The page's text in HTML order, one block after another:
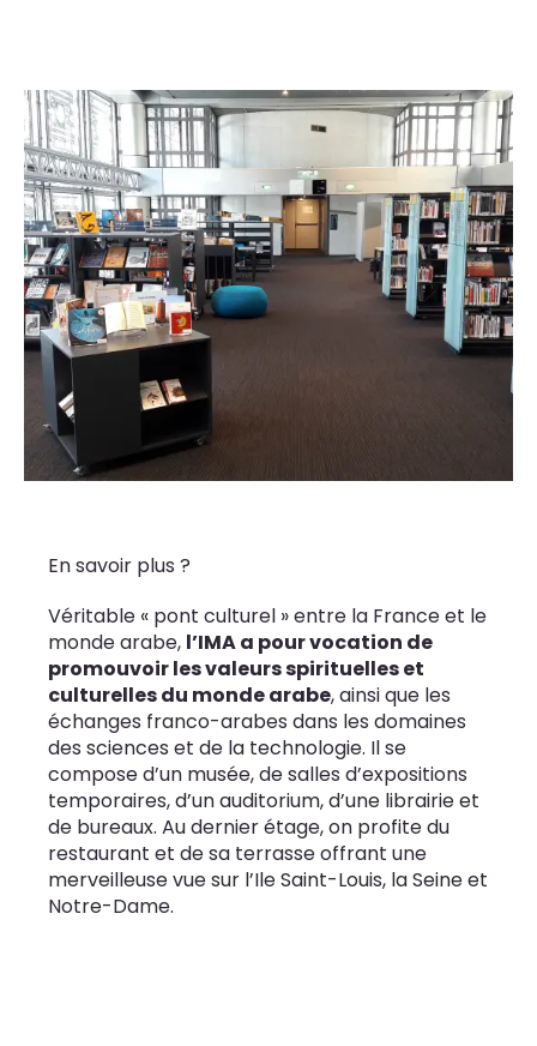
En savoir plus ?
Véritable « pont culturel » entre la France et le
monde arabe, l’IMA a pour vocation de
promouvoir les valeurs spirituelles et
culturelles du monde arabe, ainsi que les
échanges franco-arabes dans les domaines
des sciences et de la technologie. Il se
compose d’un musée, de salles d’expositions
temporaires, d’un auditorium, d’une librairie et
de bureaux. Au dernier étage, on profite du
restaurant et de sa terrasse offrant une
merveilleuse vue sur l’Ile Saint-Louis, la Seine et
Notre-Dame.